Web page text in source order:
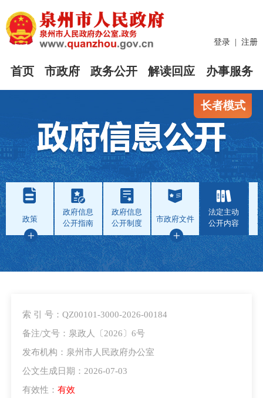
登录 注册
首页 市政府 政务公开 解读回应 办事服务
长者模式
政策
政府信息
公开指南
政府信息
公开制度
市政府文件
法定主动
公开内容
索 引 号：QZ00101-3000-2026-00184
备注/文号：泉政人〔2026〕6号
发布机构：泉州市人民政府办公室
公文生成日期：2026-07-03
有效性： 有效